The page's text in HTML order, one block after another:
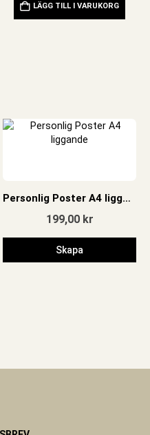
LÄGG TILL I VARUKORG
Personlig Poster A4 liggande
199,00 kr
Skapa